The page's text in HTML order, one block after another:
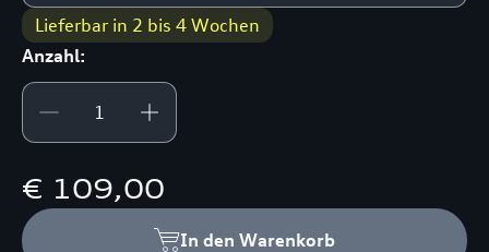
Lieferbar in 2 bis 4 Wochen
Anzahl:
€ 109,00
In den Warenkorb